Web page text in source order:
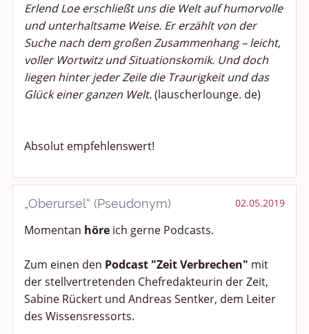
Gewicht reduzieren
Archiv
Erlend Loe erschließt uns die Welt auf humorvolle
und unterhaltsame Weise. Er erzählt von der
Suche nach dem großen Zusammenhang – leicht,
voller Wortwitz und Situationskomik. Und doch
liegen hinter jeder Zeile die Traurigkeit und das
Glück einer ganzen Welt.(lauscherlounge. de)
Absolut empfehlenswert!
„Oberursel“ (Pseudonym) 02.05.2019
Momentan höre ich gerne Podcasts.
Zum einen den Podcast "Zeit Verbrechen" mit
der stellvertretenden Chefredakteurin der Zeit,
Sabine Rückert und Andreas Sentker, dem Leiter
des Wissensressorts.